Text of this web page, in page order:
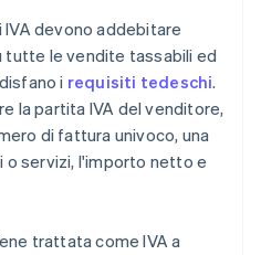
devono addebitare
tutte le vendite tassabili ed
i requisiti tedeschi.
la partita IVA del venditore,
di fattura univoco, una
o servizi, l'importo netto e
trattata come IVA a